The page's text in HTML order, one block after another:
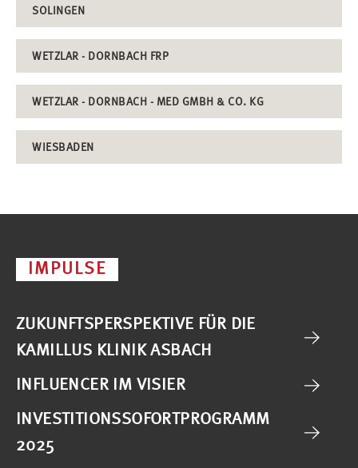
SOLINGEN
WETZLAR - DORNBACH FRP
WETZLAR - DORNBACH - MED GMBH & CO. KG
WIESBADEN
IMPULSE
ZUKUNFTSPERSPEKTIVE FÜR DIE
KAMILLUS KLINIK ASBACH
INFLUENCER IM VISIER
INVESTITIONSSOFORTPROGRAMM
2025